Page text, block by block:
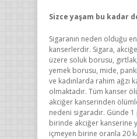
Sizce yaşam bu kadar
Sigaranın neden olduğu
kanserlerdir. Sigara,
üzere soluk borusu,
yemek borusu, mide,
ve kadınlarda rahim ağzı
olmaktadır. Tüm kanser
akciğer kanserinden
nedeni sigaradır. Günde
birinde akciğer kanserine
içmeyen birine oranla 20